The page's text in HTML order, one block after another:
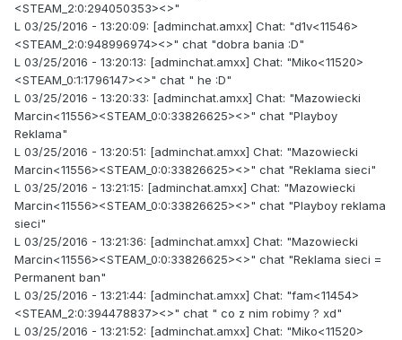
<STEAM_2:0:294050353><>"
L 03/25/2016 - 13:20:09: [adminchat.amxx] Chat: "d1v<11546>
<STEAM_2:0:948996974><>" chat "dobra bania :D"
L 03/25/2016 - 13:20:13: [adminchat.amxx] Chat: "Miko<11520>
<STEAM_0:1:1796147><>" chat " he :D"
L 03/25/2016 - 13:20:33: [adminchat.amxx] Chat: "Mazowiecki
Marcin<11556><STEAM_0:0:33826625><>" chat "Playboy
Reklama"
L 03/25/2016 - 13:20:51: [adminchat.amxx] Chat: "Mazowiecki
Marcin<11556><STEAM_0:0:33826625><>" chat "Reklama sieci"
L 03/25/2016 - 13:21:15: [adminchat.amxx] Chat: "Mazowiecki
Marcin<11556><STEAM_0:0:33826625><>" chat "Playboy reklama
sieci"
L 03/25/2016 - 13:21:36: [adminchat.amxx] Chat: "Mazowiecki
Marcin<11556><STEAM_0:0:33826625><>" chat "Reklama sieci =
Permanent ban"
L 03/25/2016 - 13:21:44: [adminchat.amxx] Chat: "fam<11454>
<STEAM_2:0:394478837><>" chat " co z nim robimy ? xd"
L 03/25/2016 - 13:21:52: [adminchat.amxx] Chat: "Miko<11520>